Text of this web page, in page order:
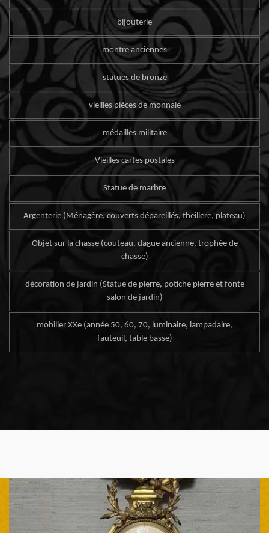
bijouterie
montre anciennes
statues de bronze
vieilles pièces de monnaie
médailles militaire
Vieilles cartes postales
Statue de marbre
Argenterie (Ménagère, couverts dépareillés, theillere, plateau)
Objet sur la chasse (couteau, dague ancienne, trophée de
chasse)
décoration de jardin (Statue de pierre, potiche pierre et fonte
salon de jardin)
mobilier XXe (année 50, 60, 70, luminaire, lampadaire,
fauteuil, table basse)